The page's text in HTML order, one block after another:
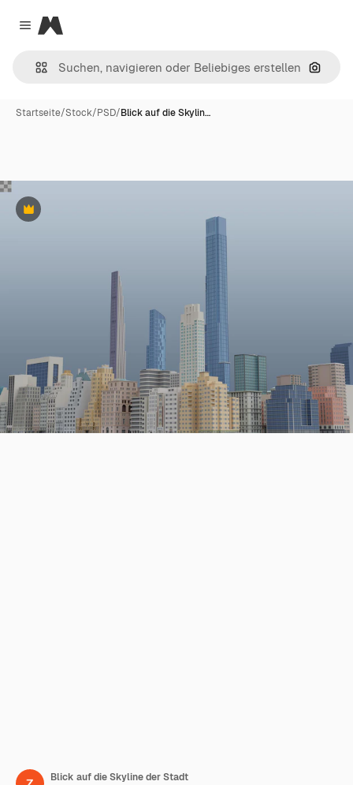
Close menu
Magnific
Nach
Startseite/Stock/PSD/Blick auf die Skylin…
Premium
Blick auf die Skyline der Stadt